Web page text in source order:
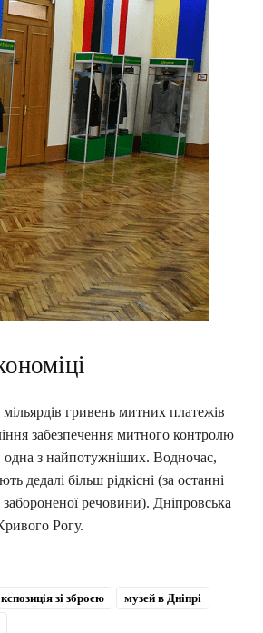
гривень митних платежів
забезпечення митного контролю
одна з найпотужніших. Водночас,
дедалі більш рідкісні (за останні
речовини). Дніпровська
Рогу.
зі зброєю
музей в Дніпрі